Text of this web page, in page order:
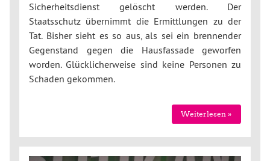
Sicherheitsdienst gelöscht werden. Der
Staatsschutz übernimmt die Ermittlungen zu der
Tat. Bisher sieht es so aus, als sei ein brennender
Gegenstand gegen die Hausfassade geworfen
worden. Glücklicherweise sind keine Personen zu
Schaden gekommen.
Weiterlesen »